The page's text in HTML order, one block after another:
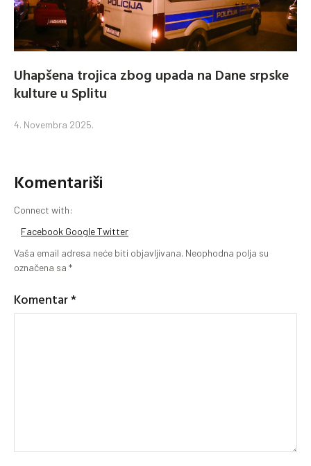
Uhapšena trojica zbog upada na Dane srpske
kulture u Splitu
4. Novembra 2025.
Komentariši
Connect with:
Facebook GoogleTwitter
Vaša email adresa neće biti objavljivana. Neophodna polja su
označena sa *
Komentar*